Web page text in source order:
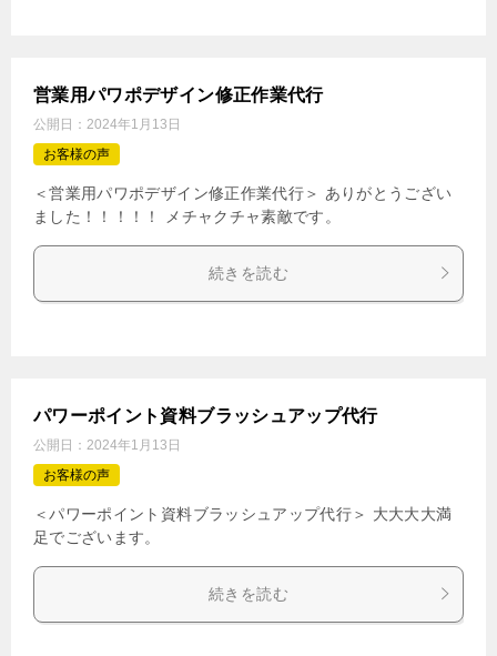
営業用パワポデザイン修正作業代行
公開日： 2024年1月13日
お客様の声
＜営業用パワポデザイン修正作業代行＞ ありがとうござい
ました！！！！！ メチャクチャ素敵です。
続きを読む
パワーポイント資料ブラッシュアップ代行
公開日： 2024年1月13日
お客様の声
＜パワーポイント資料ブラッシュアップ代行＞ 大大大大満
足でございます。
続きを読む